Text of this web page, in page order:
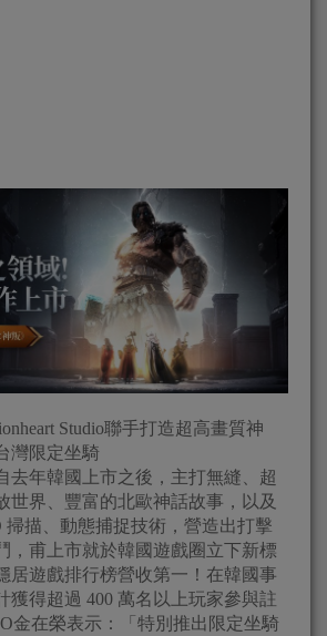
Studio聯手打造超高畫質神
灣限定坐騎
去年韓國上市之後，主打無縫、超
世界、豐富的北歐神話故事，以及
掃描、動態捕捉技術，營造出打擊
，甫上市就於韓國遊戲圈立下新標
居遊戲排行榜營收第一！在韓國事
獲得超過 400 萬名以上玩家參與註
金在榮表示：「特別推出限定坐騎